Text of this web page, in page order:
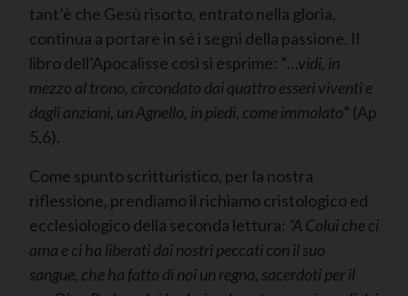
tant’è che Gesù risorto, entrato nella gloria,
continua a portare in sé i segni della passione. Il
libro dell’Apocalisse così si esprime: ”…vidi, in
mezzo al trono, circondato dai quattro esseri viventi e
dagli anziani, un Agnello, in piedi, come immolato” (Ap
5,6).
Come spunto scritturistico, per la nostra
riflessione, prendiamo il richiamo cristologico ed
ecclesiologico della seconda lettura: “A Colui che ci
ama e ci ha liberati dai nostri peccati con il suo
sangue, che ha fatto di noi un regno, sacerdoti per il